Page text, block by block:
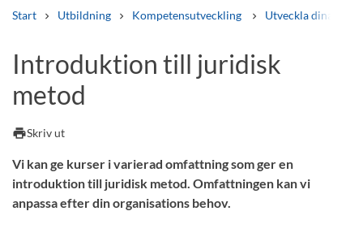
Start Utbildning Kompetensutveckling Utveckla dina
Andra söktjänster
Kurser och program
Introduktion till juridisk
metod
printSkriv ut
Vi kan ge kurser i varierad omfattning som ger en
introduktion till juridisk metod. Omfattningen kan vi
anpassa efter din organisations behov.